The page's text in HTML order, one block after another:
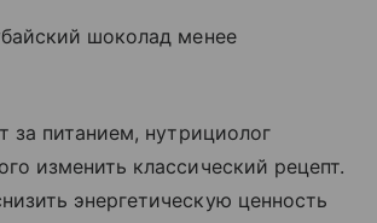
шоколад менее
за питанием, нутрициолог
изменить классический рецепт.
энергетическую ценность